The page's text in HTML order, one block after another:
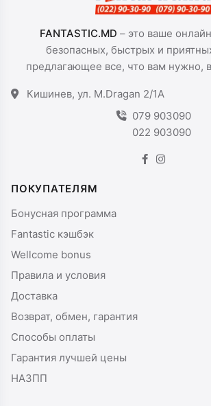
FANTASTIC.MD – это ваше
безопасных, быстрых и
предлагающее все, что вам нужно,
Кишинев, ул. M.Dragan 2/1A
079 903090
022 903090
ПОКУПАТЕЛЯМ
Бонусная программа
Fantastic кэшбэк
Wellcome bonus
Правила и условия
Доставка
Возврат, обмен, гарантия
Способы оплаты
Гарантия лучшей цены
НАЗПП